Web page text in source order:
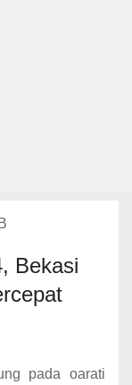
Bekasi
pada oarati